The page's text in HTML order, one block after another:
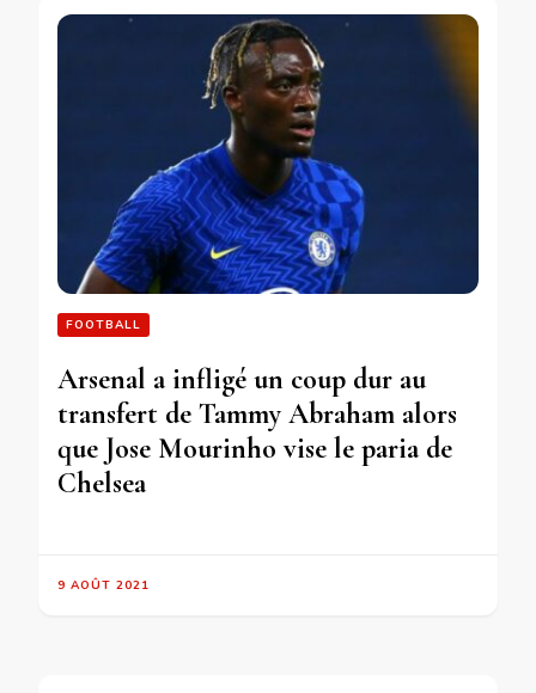
FOOTBALL
Arsenal a infligé un coup dur au
transfert de Tammy Abraham alors
que Jose Mourinho vise le paria de
Chelsea
9 AOÛT 2021